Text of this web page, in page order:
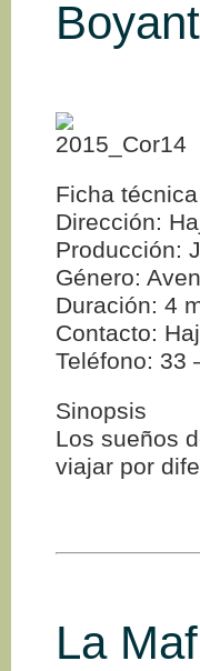
Ficha técnica
Dirección:
Producción:
Género:
Duración: 4
Contacto:
Teléfono: 33
Sinopsis
Los sueños
viajar por
La